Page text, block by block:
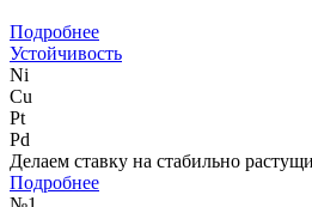
Подробнее
Устойчивость
Ni
Cu
Pt
Pd
Делаем ставку на стабильно
Подробнее